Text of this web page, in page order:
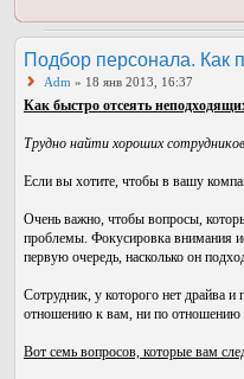
Подбор персонала. Как
Adm » 18 янв 2013, 16:37
Как быстро отсеять
Трудно найти хороших
Если вы хотите, чтобы в вашу
Очень важно, чтобы вопросы,
проблемы. Фокусировка внимания
первую очередь, насколько он
Сотрудник, у которого нет драйва
отношению к вам, ни по отношению
Вот семь вопросов, которые вам